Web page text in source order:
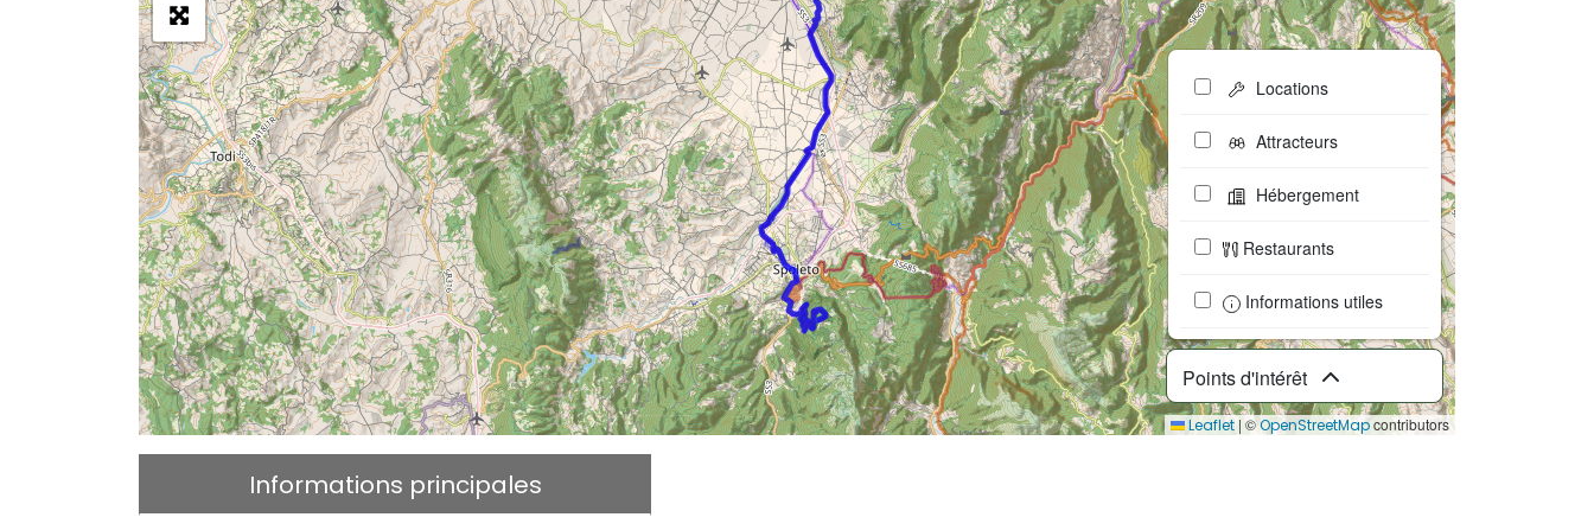
Points d'intérêt
Locations
Attracteurs
Hébergement
Restaurants
Informations utiles
Leaflet | ©OpenStreetMapcontributors
Informations principales